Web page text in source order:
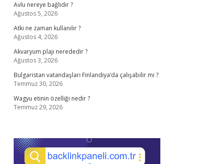
Avlu nereye bağlıdır ?
Ağustos 5, 2026
Atkı ne zaman kullanılır ?
Ağustos 4, 2026
Akvaryum plajı nerededir ?
Ağustos 3, 2026
Bulgaristan vatandaşları Finlandiya’da çalışabilir mi ?
Temmuz 30, 2026
Wagyu etinin özelliği nedir ?
Temmuz 29, 2026